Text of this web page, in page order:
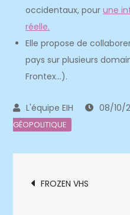
occidentaux, pourune
réelle.
Elle propose de
pays sur plusieurs
Frontex…).
08/10/
GÉOPOLITIQUE
FROZEN VHS